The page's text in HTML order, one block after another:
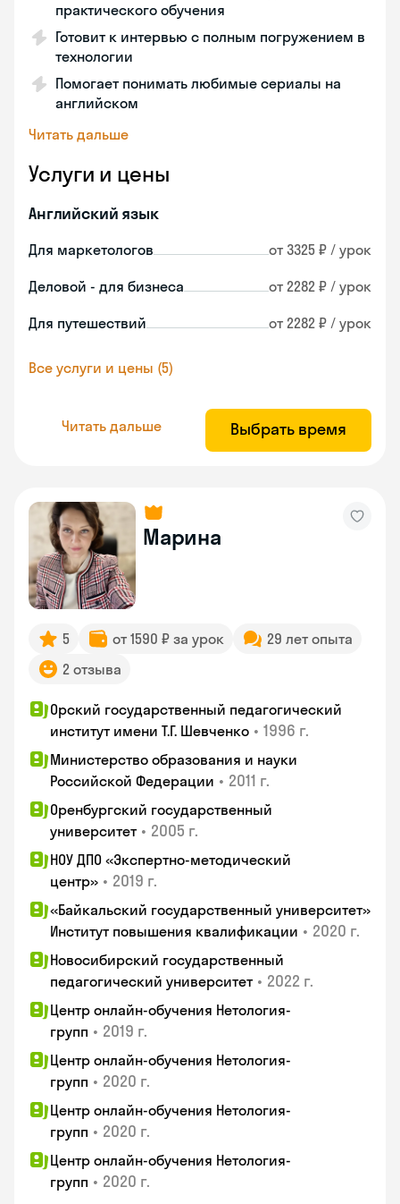
практического обучения
Готовит к интервью с полным погружением в
технологии
Помогает понимать любимые сериалы на
английском
Читать дальше
Услуги и цены
Английский язык
Для маркетологов от 3325 ₽ / урок
Деловой - для бизнеса от 2282 ₽ / урок
Для путешествий от 2282 ₽ / урок
Все услуги и цены (5)
Читать дальше Выбрать время
Марина
5 от 1590 ₽ за урок
29 лет опыта
2 отзыва
Орский государственный педагогический
институт имени Т.Г. Шевченко • 1996 г.
Министерство образования и науки
Российской Федерации • 2011 г.
Оренбургский государственный
университет • 2005 г.
НОУ ДПО «Экспертно-методический
центр» • 2019 г.
«Байкальский государственный университет»
Институт повышения квалификации • 2020 г.
Новосибирский государственный
педагогический университет • 2022 г.
Центр онлайн-обучения Нетология-
групп • 2019 г.
Центр онлайн-обучения Нетология-
групп • 2020 г.
Центр онлайн-обучения Нетология-
групп • 2020 г.
Центр онлайн-обучения Нетология-
групп • 2020 г.